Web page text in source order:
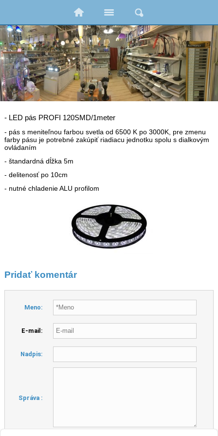
- LED pás PROFI 120SMD/1meter
- pás s meniteľnou farbou svetla od 6500 K po 3000K, pre zmenu
farby pásu je potrebné zakúpiť riadiacu jednotku spolu s dialkovým
ovládaním
- štandardná dĺžka 5m
- delitenosť po 10cm
- nutné chladenie ALU profilom
Pridať komentár
Meno:
E-mail:
Nadpis:
Správa :